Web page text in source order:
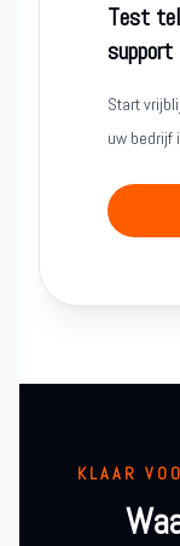
Test
support
Start
uw bedrijf
KLAAR